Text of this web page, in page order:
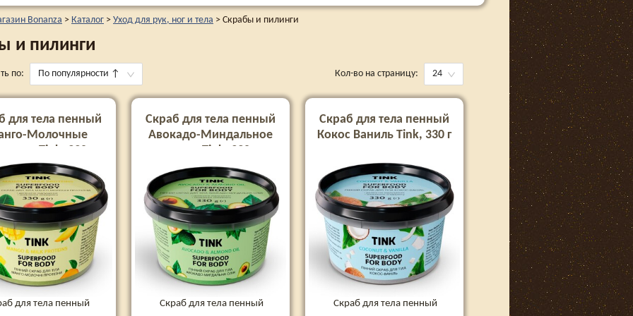
Bonanza > Каталог > Уход для рук, ног и тела > Скрабы и пилинги
и пилинги
по: По популярности ↑ Кол-во на страницу: 24
для тела пенный
Молочные
Tink, 330 г
для тела пенный
Скраб для тела пенный
Авокадо-Миндальное
масло Tink, 330 г
Скраб для тела пенный
Скраб для тела пенный
Кокос Ваниль Tink, 330 г
Скраб для тела пенный